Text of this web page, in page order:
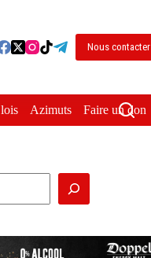
Nous contacter
lois Azimuts Faire un don